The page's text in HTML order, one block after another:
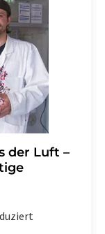
Zukunft
zur
der Luft –